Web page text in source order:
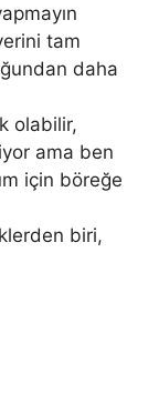
tam
daha
olabilir,
ama ben
için böreğe
biri,